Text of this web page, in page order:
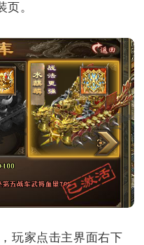
。
玩家点击主界面右下